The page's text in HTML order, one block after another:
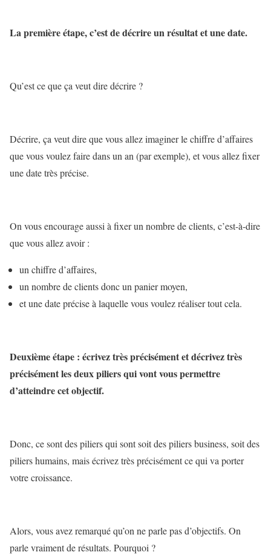
La première étape, c’est de décrire un résultat et une date.
Qu’est ce que ça veut dire décrire ?
Décrire, ça veut dire que vous allez imaginer le chiffre d’affaires
que vous voulez faire dans un an (par exemple), et vous allez fixer
une date très précise.
On vous encourage aussi à fixer un nombre de clients, c’est-à-dire
que vous allez avoir :
un chiffre d’affaires,
un nombre de clients donc un panier moyen,
et une date précise à laquelle vous voulez réaliser tout cela.
Deuxième étape : écrivez très précisément et décrivez très
précisément les deux piliers qui vont vous permettre
d’atteindre cet objectif.
Donc, ce sont des piliers qui sont soit des piliers business, soit des
piliers humains, mais écrivez très précisément ce qui va porter
votre croissance.
Alors, vous avez remarqué qu’on ne parle pas d’objectifs. On
parle vraiment de résultats. Pourquoi ?